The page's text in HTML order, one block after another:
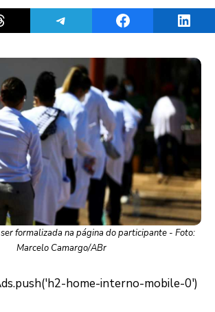
Share on ThreadsShare on TelegramShare on Facebook
formalizada na página do participante - Foto:
Marcelo Camargo/ABr